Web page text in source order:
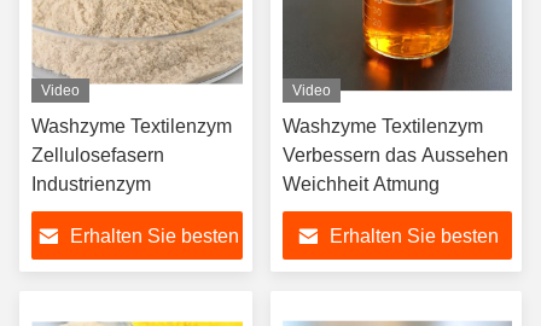
Video
Washzyme Textilenzym
Zellulosefasern
Industrienzym
Erhalten Sie besten
Video
Washzyme Textilenzym
Verbessern das Aussehen
Weichheit Atmung
Erhalten Sie besten